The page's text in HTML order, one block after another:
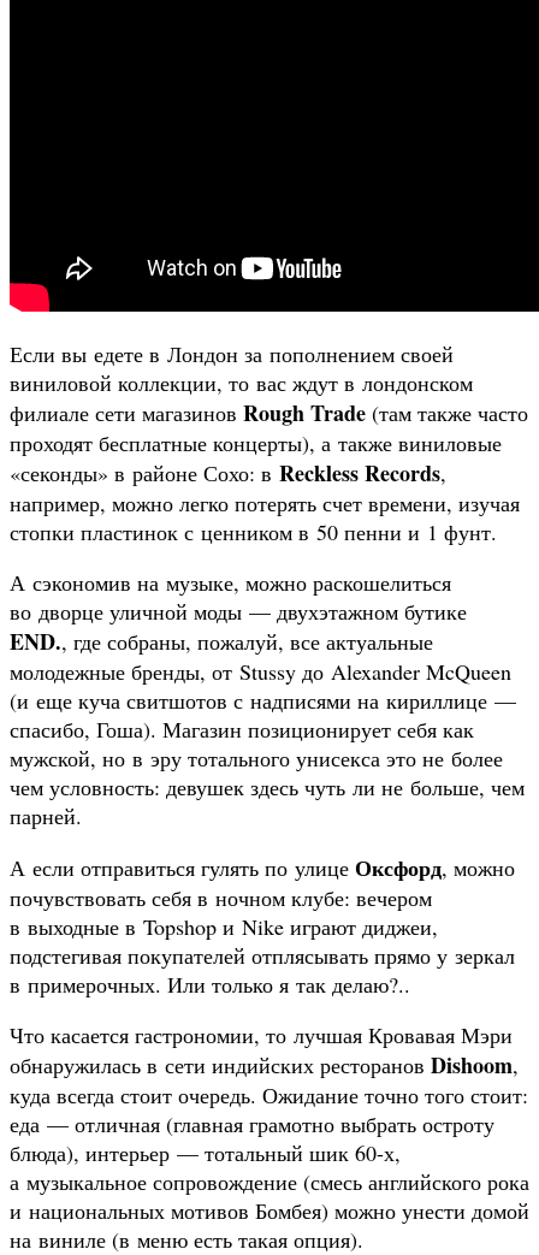
Если вы едете в Лондон за пополнением своей
виниловой коллекции, то вас ждут в лондонском
филиале сети магазинов Rough Trade (там также часто
проходят бесплатные концерты), а также виниловые
«секонды» в районе Сохо: в Reckless Records,
например, можно легко потерять счет времени, изучая
стопки пластинок с ценником в 50 пенни и 1 фунт.
А сэкономив на музыке, можно раскошелиться
во дворце уличной моды — двухэтажном бутике
END., где собраны, пожалуй, все актуальные
молодежные бренды, от Stussy до Alexander McQueen
(и еще куча свитшотов с надписями на кириллице —
спасибо, Гоша). Магазин позиционирует себя как
мужской, но в эру тотального унисекса это не более
чем условность: девушек здесь чуть ли не больше, чем
парней.
А если отправиться гулять по улице Оксфорд, можно
почувствовать себя в ночном клубе: вечером
в выходные в Topshop и Nike играют диджеи,
подстегивая покупателей отплясывать прямо у зеркал
в примерочных. Или только я так делаю?..
Что касается гастрономии, то лучшая Кровавая Мэри
обнаружилась в сети индийских ресторанов Dishoom,
куда всегда стоит очередь. Ожидание точно того стоит:
еда — отличная (главная грамотно выбрать остроту
блюда), интерьер — тотальный шик 60-х,
а музыкальное сопровождение (смесь английского рока
и национальных мотивов Бомбея) можно унести домой
на виниле (в меню есть такая опция).